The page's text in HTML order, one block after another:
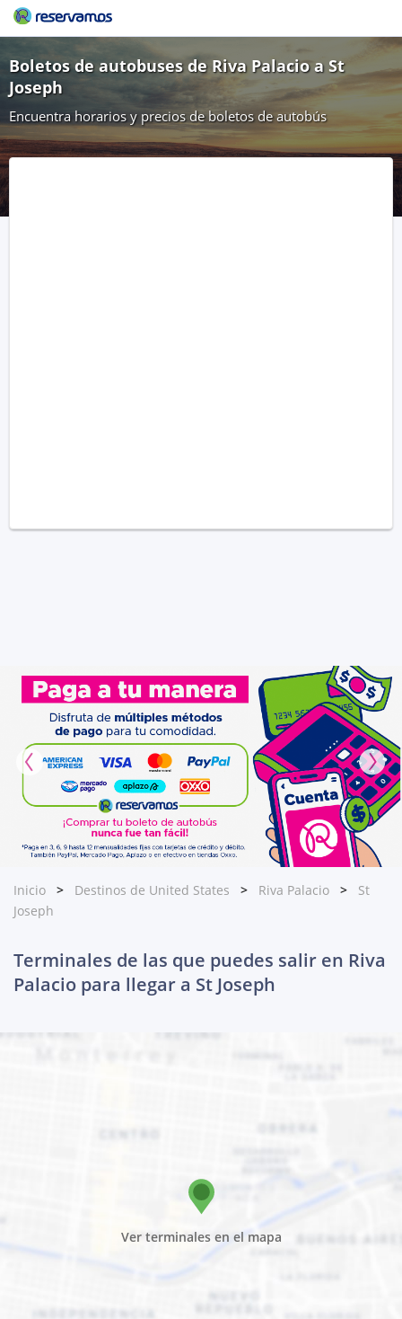
Boletos de autobuses de Riva Palacio a St
Joseph
Encuentra horarios y precios de boletos de autobús
Inicio Destinos de United States Riva Palacio
St
Joseph
Terminales de las que puedes salir en Riva
Palacio para llegar a St Joseph
Ver terminales en el mapa